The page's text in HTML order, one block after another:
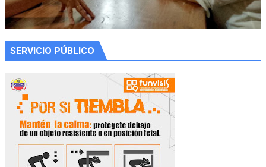
SERVICIO PÚBLICO